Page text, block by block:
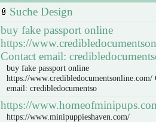
Suche Design
buy fake passport online
https://
Contact email:
buy fake passport online
https://www.credibledocumentsonline.com/
email: credibledocumentso
https://
https://www.minipuppieshaven.com/